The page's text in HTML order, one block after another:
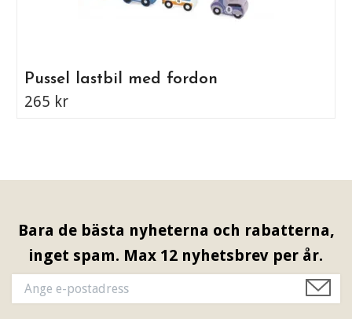
Pussel lastbil med fordon
265 kr
Bara de bästa nyheterna och rabatterna,
inget spam. Max 12 nyhetsbrev per år.